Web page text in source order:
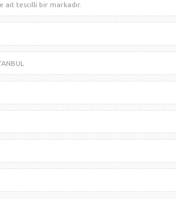
Tic. Ltd.Şti 'ne ait tescilli bir markadır.
Tic.Ltd.Şti
/ İSTANBUL